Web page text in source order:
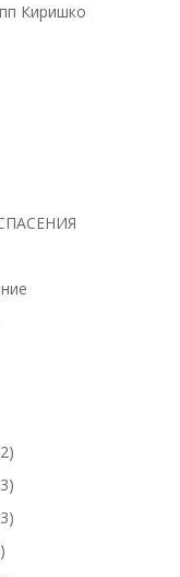
Киришко